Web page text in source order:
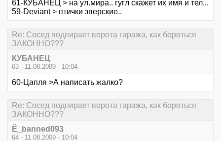
61-КУБАНЕЦ > на ул.мира.. гугл скажет их имя и тел...
59-Deviant > птички зверские..
Re: Сосед подпирает ворота гаража, как бороться
ЗАКОННО???
КУБАНЕЦ
63 - 11.08.2009 - 10:04
60-Цапля >А написать жалко?
Re: Сосед подпирает ворота гаража, как бороться
ЗАКОННО???
Ё_banned093
64 - 11.08.2009 - 10:04